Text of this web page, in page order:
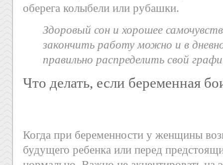
оберега колыбели или рубашки.
Здоровый сон и хорошее
закончить работу можно и в
правильно распределить свой
Что делать, если беременная
Когда при беременности у женщины
будущего ребенка или перед